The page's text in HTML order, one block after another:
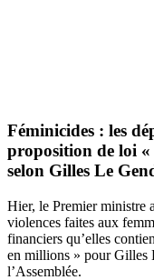
Féminicides : les
proposition de loi
selon Gilles Le
Hier, le Premier ministre
violences faites aux
financiers qu’elles
en millions » pour Gilles
l’Assemblée.